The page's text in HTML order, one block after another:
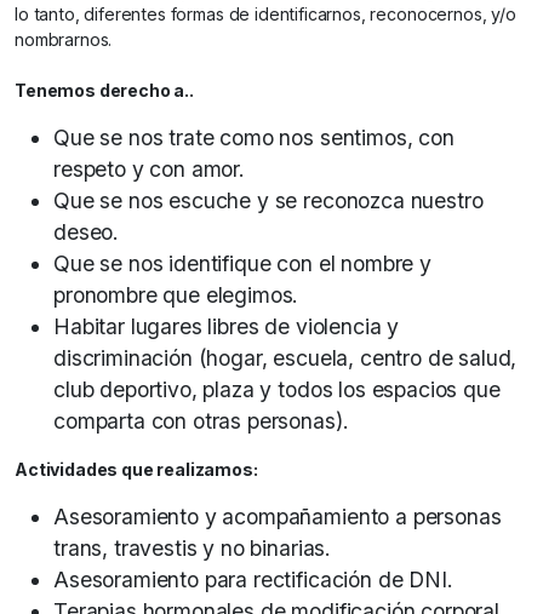
lo tanto, diferentes formas de identificarnos, reconocernos, y/o
nombrarnos.
Tenemos derecho a..
Que se nos trate como nos sentimos, con
respeto y con amor.
Que se nos escuche y se reconozca nuestro
deseo.
Que se nos identifique con el nombre y
pronombre que elegimos.
Habitar lugares libres de violencia y
discriminación (hogar, escuela, centro de salud,
club deportivo, plaza y todos los espacios que
comparta con otras personas).
Actividades que realizamos:
Asesoramiento y acompañamiento a personas
trans, travestis y no binarias.
Asesoramiento para rectificación de DNI.